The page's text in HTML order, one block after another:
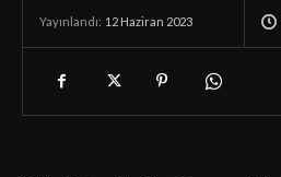
Yayınlandı: 12 Haziran 2023